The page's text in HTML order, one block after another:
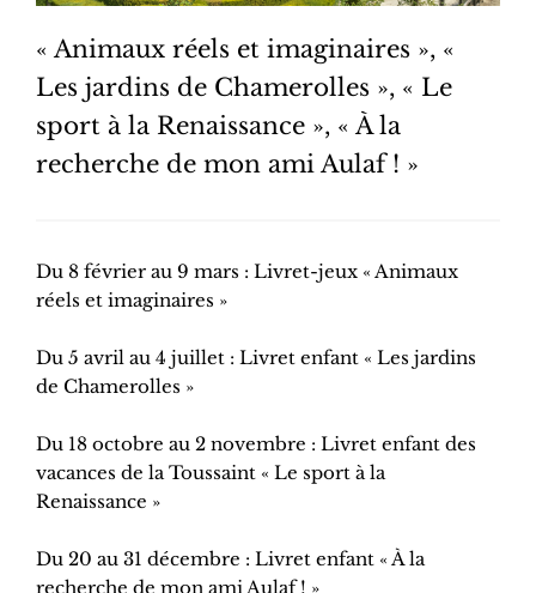
« Animaux réels et imaginaires », «
Les jardins de Chamerolles », « Le
sport à la Renaissance », « À la
recherche de mon ami Aulaf ! »
Du 8 février au 9 mars : Livret-jeux « Animaux
réels et imaginaires »
Du 5 avril au 4 juillet : Livret enfant « Les jardins
de Chamerolles »
Du 18 octobre au 2 novembre : Livret enfant des
vacances de la Toussaint « Le sport à la
Renaissance »
Du 20 au 31 décembre : Livret enfant « À la
recherche de mon ami Aulaf ! »